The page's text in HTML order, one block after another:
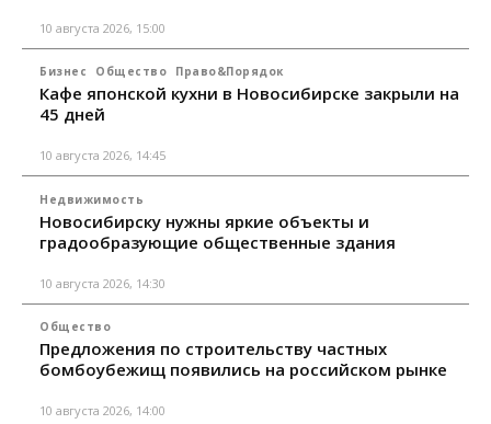
10 августа 2026, 15:00
Бизнес Общество Право&Порядок
Кафе японской кухни в Новосибирске закрыли на
45 дней
10 августа 2026, 14:45
Недвижимость
Новосибирску нужны яркие объекты и
градообразующие общественные здания
10 августа 2026, 14:30
Общество
Предложения по строительству частных
бомбоубежищ появились на российском рынке
10 августа 2026, 14:00